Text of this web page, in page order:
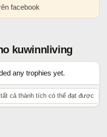
facebook
kuwinnliving
any trophies yet.
cả thành tích có thể đạt được